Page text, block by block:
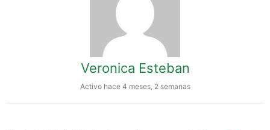
Veronica Esteban
Activo hace 4 meses, 2 semanas